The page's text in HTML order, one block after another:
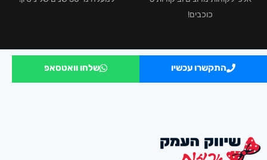
כוכבים!
התקשרו עכשיו שלחו וואטסאפ